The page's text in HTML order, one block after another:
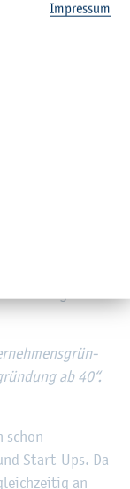
ab 40“.
schon
Start-Ups. Da
an
Im­pres­sum